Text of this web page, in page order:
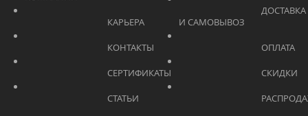
			    		КАРЬЕРА